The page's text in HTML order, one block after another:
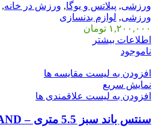
ورزشی, پیلاتس و یوگا, ورزش در خانه,
ورزشی, لوازم بدنسازی
۱,۲۰۰,۰۰۰ تومان
اطلاعات بیشتر
ناموجود
افزودن به لیست مقایسه ها
نمایش سریع
افزودن به لیست علاقمندی ها
سنتس باند سبز 5.5 متری – SANCTBAND